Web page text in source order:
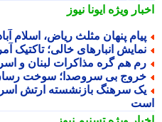
ویژهایونا نیوز
پنهان مثلث ریاض، اسلام آباد
انبارهای خالی؛ تاکتیک
هم گره مذاکرات لبنان و اسراییل
بی سروصدا؛ سوخت رسان
سرهنگ بازنشسته ارتش